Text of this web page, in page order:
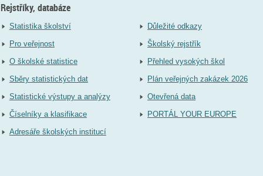
Rejstříky, databáze
Statistika školství
Pro veřejnost
O školské statistice
Sběry statistických dat
Statistické výstupy a analýzy
Číselníky a klasifikace
Adresáře školských institucí
Důležité odkazy
Školský rejstřík
Přehled vysokých škol
Plán veřejných zakázek 2026
Otevřená data
PORTÁL YOUR EUROPE